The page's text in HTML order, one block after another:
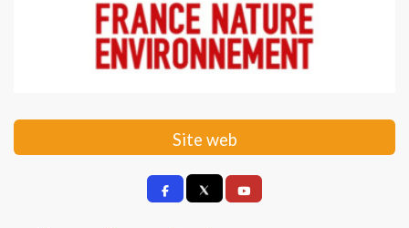
Site web